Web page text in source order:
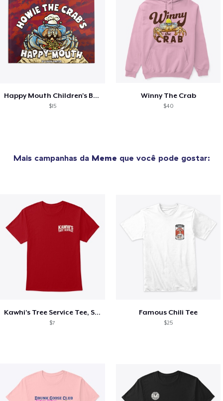
Happy Mouth Children's Book
$15
Winny The Crab
$40
Mais campanhas da Meme que você pode gostar:
Kawhi’s Tree Service Tee, Shirts, Mug
$7
Famous Chili Tee
$25